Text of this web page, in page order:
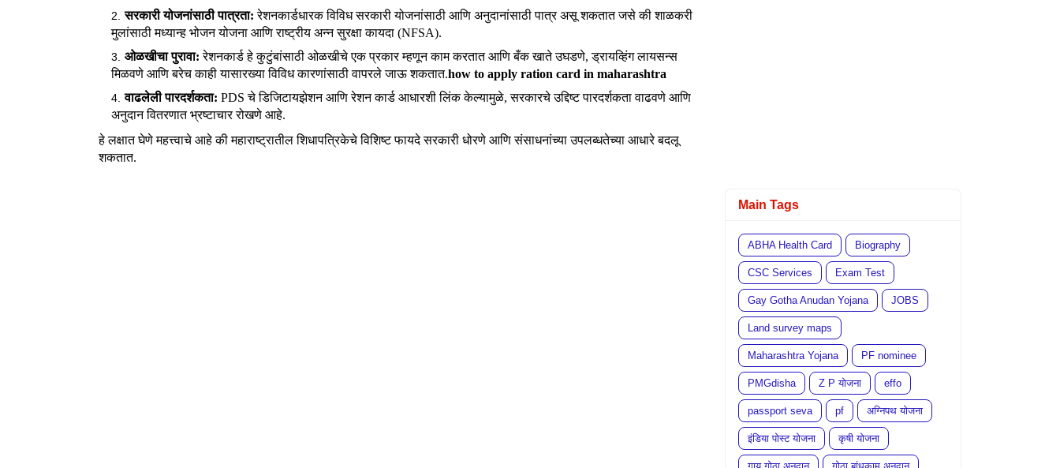
सरकारी योजनांसाठी पात्रता: रेशनकार्डधारक विविध सरकारी योजनांसाठी आणि अनुदानांसाठी पात्र असू शकतात जसे की शाळकरी
मुलांसाठी मध्यान्ह भोजन योजना आणि राष्ट्रीय अन्न सुरक्षा कायदा (NFSA).
ओळखीचा पुरावा: रेशनकार्ड हे कुटुंबांसाठी ओळखीचे एक प्रकार म्हणून काम करतात आणि बँक खाते उघडणे, ड्रायव्हिंग लायसन्स
मिळवणे आणि बरेच काही यासारख्या विविध कारणांसाठी वापरले जाऊ शकतात.how to apply ration card in maharashtra
वाढलेली पारदर्शकता: PDS चे डिजिटायझेशन आणि रेशन कार्ड आधारशी लिंक केल्यामुळे, सरकारचे उद्दिष्ट पारदर्शकता वाढवणे आणि
अनुदान वितरणात भ्रष्टाचार रोखणे आहे.
हे लक्षात घेणे महत्त्वाचे आहे की महाराष्ट्रातील शिधापत्रिकेचे विशिष्ट फायदे सरकारी धोरणे आणि संसाधनांच्या उपलब्धतेच्या आधारे बदलू
शकतात.
Main Tags
ABHA Health Card Biography
CSC Services Exam Test
Gay Gotha Anudan Yojana JOBS
Land survey maps
Maharashtra Yojana PF nominee
PMGdisha Z P योजना effo
passport seva pf अग्निपथ योजना
इंडिया पोस्ट योजना कृषी योजना